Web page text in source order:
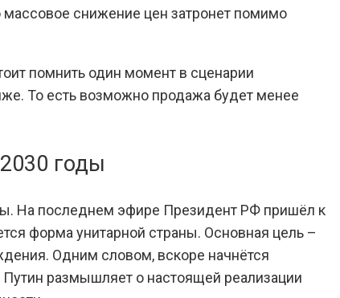
массовое снижение цен затронет помимо
помнить один момент в сценарии
То есть возможно продажа будет менее
годы
На последнем эфире Президент РФ пришёл к
форма унитарной страны. Основная цель –
Одним словом, вскоре начнётся
размышляет о настоящей реализации